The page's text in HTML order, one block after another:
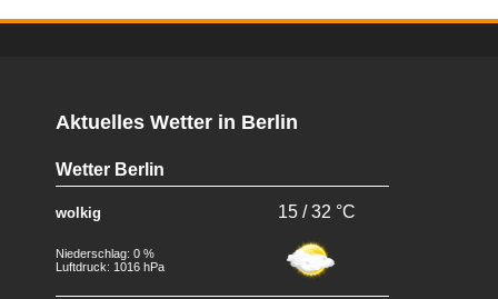
Aktuelles Wetter in Berlin
Wetter Berlin
wolkig 15 / 32 °C
Niederschlag: 0 %
Luftdruck: 1016 hPa